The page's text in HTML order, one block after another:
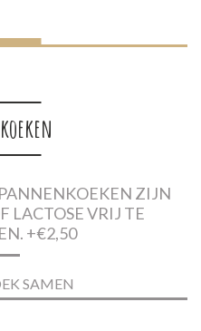
ZIJN
LACTOSE VRIJ TE
+€2,50
SAMEN